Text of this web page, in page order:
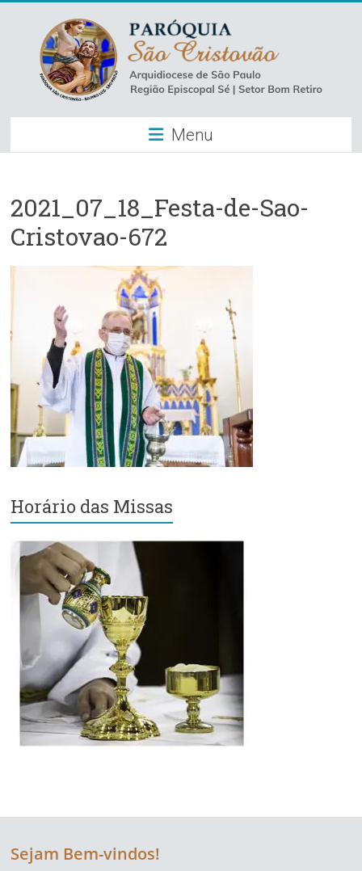
content
Paróquia
São
–
Luz
Paulo
Região
Episcopal
–
Setor
Bom
Menu
2021_07_18_Festa-de-Sao-
Cristovao-672
Horário das Missas
Sejam Bem-vindos!